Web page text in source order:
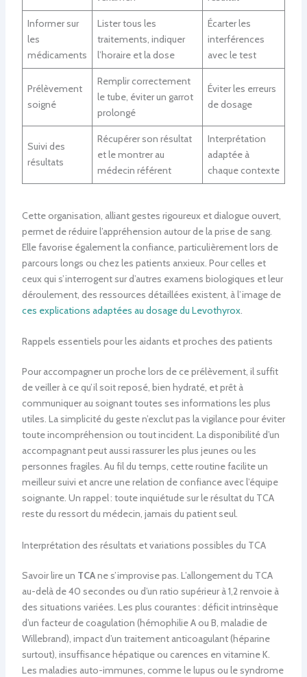
Informer sur
les
médicaments
Lister tous les
traitements, indiquer
l’horaire et la dose
Écarter les
interférences
avec le test
Prélèvement
soigné
Remplir correctement
le tube, éviter un garrot
prolongé
Éviter les erreurs
de dosage
Suivi des
résultats
Récupérer son résultat
et le montrer au
médecin référent
Interprétation
adaptée à
chaque contexte
Cette organisation, alliant gestes rigoureux et dialogue ouvert,
permet de réduire l’appréhension autour de la prise de sang.
Elle favorise également la confiance, particulièrement lors de
parcours longs ou chez les patients anxieux. Pour celles et
ceux qui s’interrogent sur d’autres examens biologiques et leur
déroulement, des ressources détaillées existent, à l’image de
ces explications adaptées au dosage du Levothyrox.
Rappels essentiels pour les aidants et proches des patients
Pour accompagner un proche lors de ce prélèvement, il suffit
de veiller à ce qu’il soit reposé, bien hydraté, et prêt à
communiquer au soignant toutes ses informations les plus
utiles. La simplicité du geste n’exclut pas la vigilance pour éviter
toute incompréhension ou tout incident. La disponibilité d’un
accompagnant peut aussi rassurer les plus jeunes ou les
personnes fragiles. Au fil du temps, cette routine facilite un
meilleur suivi et ancre une relation de confiance avec l’équipe
soignante. Un rappel : toute inquiétude sur le résultat du TCA
reste du ressort du médecin, jamais du patient seul.
Interprétation des résultats et variations possibles du TCA
Savoir lire un TCAne s’improvise pas. L’allongement du TCA
au-delà de 40 secondes ou d’un ratio supérieur à 1,2 renvoie à
des situations variées. Les plus courantes : déficit intrinsèque
d’un facteur de coagulation (hémophilie A ou B, maladie de
Willebrand), impact d’un traitement anticoagulant (héparine
surtout), insuffisance hépatique ou carences en vitamine K.
Les maladies auto-immunes, comme le lupus ou le syndrome